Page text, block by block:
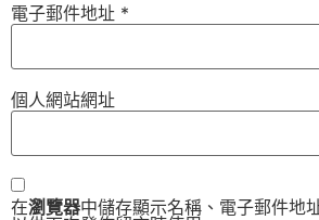
電子郵件地址 *
個人網站網址
在瀏覽器中儲存顯示名稱、電子郵件地